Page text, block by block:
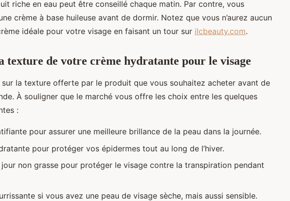
riche en eau peut être conseillé chaque matin. Par contre, vous
crème à base huileuse avant de dormir. Notez que vous n’aurez aucun
idéale pour votre visage en faisant un tour sur ilcbeauty.com.
texture de votre crème hydratante pour le visage
la texture offerte par le produit que vous souhaitez acheter avant de
À souligner que le marché vous offre les choix entre les quelques
:
pour assurer une meilleure brillance de la peau dans la journée.
pour protéger vos épidermes tout au long de l’hiver.
non grasse pour protéger le visage contre la transpiration pendant
si vous avez une peau de visage sèche, mais aussi sensible.